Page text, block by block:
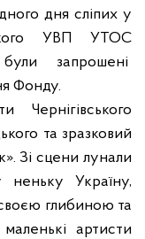
дня сліпих у
УВП УТОС
запрошені
Фонду.
Чернігівського
та зразковий
Зі сцени лунали
Україну,
своєю глибиною та
артисти